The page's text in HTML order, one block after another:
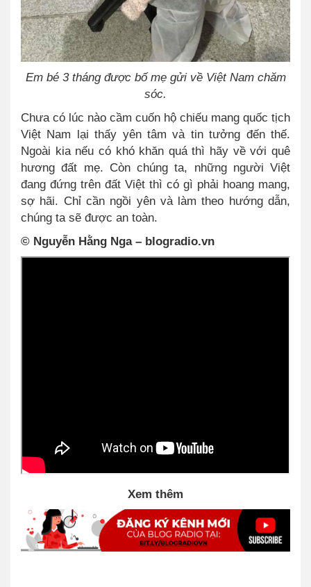
Em bé 3 tháng được bố mẹ gửi về Việt Nam chăm
sóc.
Chưa có lúc nào cầm cuốn hộ chiếu mang quốc tịch
Việt Nam lại thấy yên tâm và tin tưởng đến thế.
Ngoài kia nếu có khó khăn quá thì hãy về với quê
hương đất mẹ. Còn chúng ta, những người Việt
đang đứng trên đất Việt thì có gì phải hoang mang,
sợ hãi. Chỉ cần ngồi yên và làm theo hướng dẫn,
chúng ta sẽ được an toàn.
© Nguyễn Hằng Nga – blogradio.vn
Xem thêm